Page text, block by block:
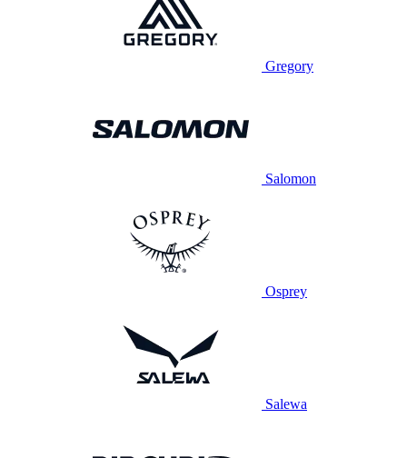
Gregory
Salomon
Osprey
Salewa